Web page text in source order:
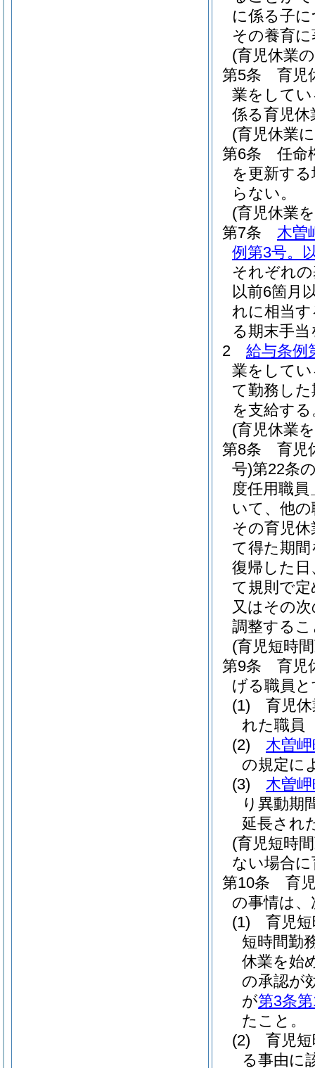
に係る子
その養育
(育児休業
第5条
育児
業をして
係る育児
(育児休業
第6条
任命
を更新す
らない。
(育児休業
第7条
木曽
例第3号。
それぞれ
以前6箇月
れに相当
る期末手
2
給与条例
業をして
て勤務し
を支給する
(育児休業
第8条
育児
号)第22条
度任用職
いて、他
その育児
て得た期
復帰した
て規則で
又はその
調整する
(育児短時
第9条
育児
げる職員
(1)
育児
れた職員
(2)
木曽
の規定に
(3)
木曽
り異動期
延長され
(育児短時
ない場合
第10条
育
の事情は
(1)
育児
短時間勤
休業を始
の承認が
が第3条
たこと。
(2)
育児
る事由に